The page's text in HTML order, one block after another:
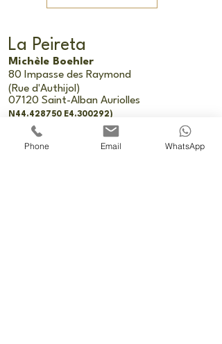
La Peireta
Michèle Boehler
80 Impasse des Raymond
(Rue d'Authijol)
07120 Saint-Alban Auriolles
N44.428750 E4.300292)
+33(0)6.72.22.29.76
www.la-peireta.com
Phone Email WhatsApp